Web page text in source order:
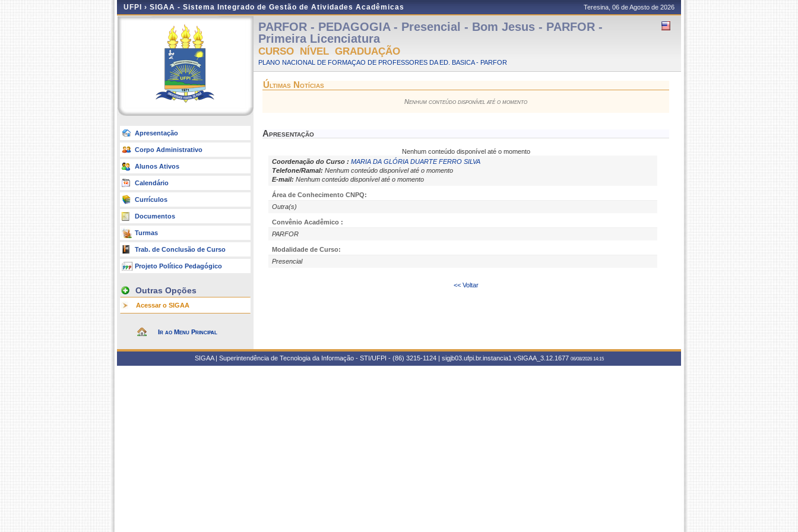
UFPI › SIGAA - Sistema Integrado de Gestão de Atividades Acadêmicas Teresina, 06 de Agosto de 2026
Apresentação
Corpo Administrativo
Alunos Ativos
Calendário
Currículos
Documentos
Turmas
Trab. de Conclusão de Curso
Projeto Político Pedagógico
Outras Opções
Acessar o SIGAA
Ir ao Menu Principal
PARFOR - PEDAGOGIA - Presencial - Bom Jesus - PARFOR -
Primeira Licenciatura
CURSO NÍVEL GRADUAÇÃO
PLANO NACIONAL DE FORMAÇAO DE PROFESSORES DA ED. BASICA - PARFOR
Últimas Notícias
Nenhum conteúdo disponível até o momento
Apresentação
Nenhum conteúdo disponível até o momento
Coordenação do Curso : MARIA DA GLÓRIA DUARTE FERRO SILVA
Telefone/Ramal: Nenhum conteúdo disponível até o momento
E-mail: Nenhum conteúdo disponível até o momento
Área de Conhecimento CNPQ:
Outra(s)
Convênio Acadêmico :
PARFOR
Modalidade de Curso:
Presencial
<< Voltar
SIGAA | Superintendência de Tecnologia da Informação - STI/UFPI - (86) 3215-1124 | sigjb03.ufpi.br.instancia1 vSIGAA_3.12.1677 06/08/2026 14:15